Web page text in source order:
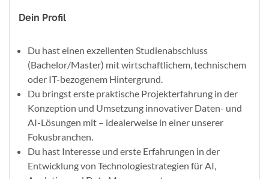
Dein Profil
Du hast einen exzellenten Studienabschluss
(Bachelor/Master) mit wirtschaftlichem, technischem
oder IT-bezogenem Hintergrund.
Du bringst erste praktische Projekterfahrung in der
Konzeption und Umsetzung innovativer Daten- und
AI-Lösungen mit – idealerweise in einer unserer
Fokusbranchen.
Du hast Interesse und erste Erfahrungen in der
Entwicklung von Technologiestrategien für AI,